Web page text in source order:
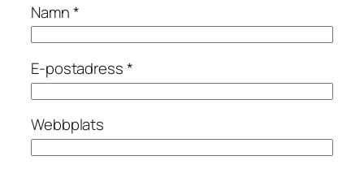
Namn*
E-postadress*
Webbplats